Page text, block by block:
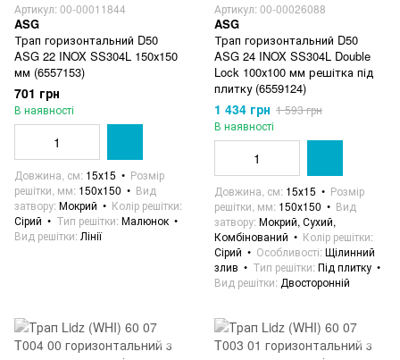
Артикул: 00-00011844
ASG
Трап горизонтальний D50
ASG 22 INOX SS304L 150х150
мм (6557153)
701 грн
В наявності
Довжина, см 15х15
Розмір
решітки, мм 150х150
Вид
затвору Мокрий
Колір решітки
Сірий
Тип решітки Малюнок
Вид решітки Лінії
Артикул: 00-00026088
ASG
Трап горизонтальний D50
ASG 24 INOX SS304L Double
Lock 100х100 мм решітка під
плитку (6559124)
1 434 грн 1 593 грн
В наявності
Довжина, см 15х15
Розмір
решітки, мм 150х150
Вид
затвору Мокрий, Сухий,
Комбінований
Колір решітки
Сірий
Особливості Щілинний
злив
Тип решітки Під плитку
Вид решітки Двосторонній